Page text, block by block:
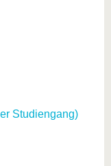
Studiengang)